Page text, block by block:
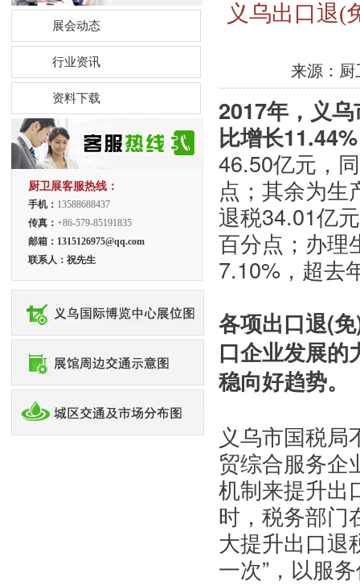
展会动态
行业资讯
资料下载
厨卫展客服热线：
手机： 13588688437
传真： +86-579-85191835
邮箱：1315126975@qq.com
联系人：祝先生
义乌出口退(
来源：厨
2017年，义
比增长
46.50亿元，
点；其余为生
退税34.01亿
百分点；办理
7.10%，超去
各项出口退(
口企业发展的
稳向好趋势。
义乌市国税
贸综合服务企
机制来提升出
时，税务部门
大提升出口退
一次”，以服